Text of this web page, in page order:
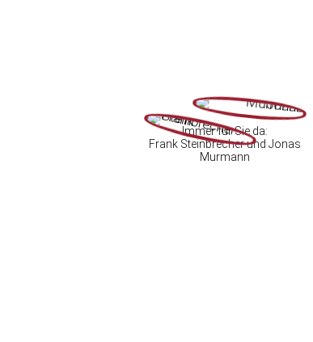
Immer für Sie da:
Frank Steinbrecher und Jonas
Murmann